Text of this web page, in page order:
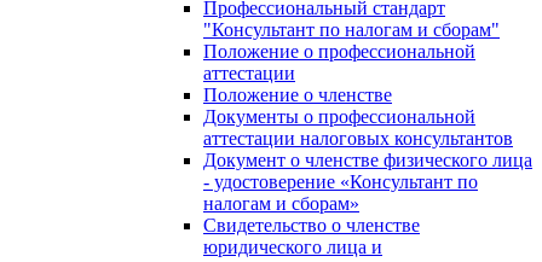
Профессиональный стандарт
"Консультант по налогам и сборам"
Положение о профессиональной
аттестации
Положение о членстве
Документы о профессиональной
аттестации налоговых консультантов
Документ о членстве физического лица
- удостоверение «Консультант по
налогам и сборам»
Свидетельство о членстве
юридического лица и